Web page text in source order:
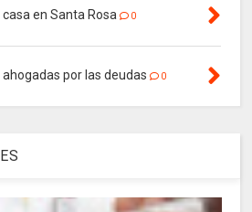
en Santa Rosa 0
ahogadas por las deudas 0